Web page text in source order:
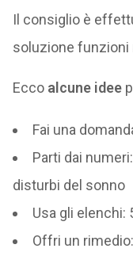
Il consiglio è
soluzione funzioni
Ecco alcune idee
Fai una
Parti dai
disturbi del sonno
Usa gli elenchi:
Offri un